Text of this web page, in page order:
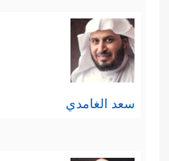
سعد الغامدي